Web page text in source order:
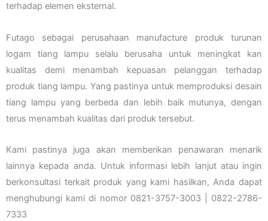
terhadap elemen eksternal.
Futago sebagai perusahaan manufacture produk turunan
logam tiang lampu selalu berusaha untuk meningkat kan
kualitas demi menambah kepuasan pelanggan terhadap
produk tiang lampu. Yang pastinya untuk memproduksi desain
tiang lampu yang berbeda dan lebih baik mutunya, dengan
terus menambah kualitas dari produk tersebut.
Kami pastinya juga akan memberikan penawaran menarik
lainnya kepada anda. Untuk informasi lebih lanjut atau ingin
berkonsultasi terkait produk yang kami hasilkan, Anda dapat
menghubungi kami di nomor 0821-3757-3003 | 0822-2786-
7333